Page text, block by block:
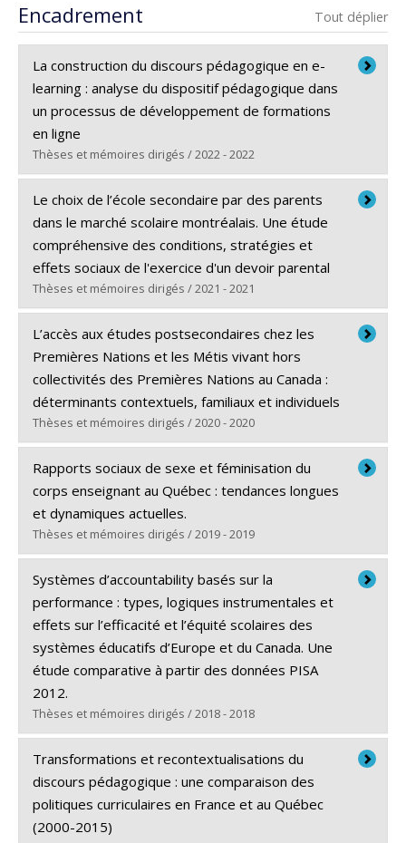
Encadrement Tout déplier
La construction du discours pédagogique en e-
learning : analyse du dispositif pédagogique dans
un processus de développement de formations
en ligne
Thèses et mémoires dirigés / 2022 - 2022
Diplômé(e) :Jackson, Mathieu
Cycle : Maîtrise
Diplôme obtenu :M.A.
Lien vers le document dans Papyrus
Le choix de l’école secondaire par des parents
dans le marché scolaire montréalais. Une étude
compréhensive des conditions, stratégies et
effets sociaux de l'exercice d'un devoir parental
Thèses et mémoires dirigés / 2021 - 2021
Diplômé(e) :Castonguay-Payant, Justine
Cycle :Doctorat
Diplôme obtenu :Ph. D.
Lien vers le document dans Papyrus
L’accès aux études postsecondaires chez les
Premières Nations et les Métis vivant hors
collectivités des Premières Nations au Canada :
déterminants contextuels, familiaux et individuels
Thèses et mémoires dirigés / 2020 - 2020
Diplômé(e) :Kerdine, Halima
Cycle :Maîtrise
Diplôme obtenu :M. Sc.
Lien vers le document dans Papyrus
Rapports sociaux de sexe et féminisation du
corps enseignant au Québec : tendances longues
et dynamiques actuelles.
Thèses et mémoires dirigés / 2019 - 2019
Diplômé(e) :Lamarre, Simon
Cycle :Doctorat
Diplôme obtenu :Ph. D.
Lien vers le document dans Papyrus
Systèmes d’accountability basés sur la
performance : types, logiques instrumentales et
effets sur l’efficacité et l’équité scolaires des
systèmes éducatifs d’Europe et du Canada. Une
étude comparative à partir des données PISA
2012.
Thèses et mémoires dirigés / 2018 - 2018
Diplômé(e) :Voisin, Annelise
Cycle :Doctorat
Diplôme obtenu :Ph. D.
Lien vers le document dans Papyrus
Transformations et recontextualisations du
discours pédagogique : une comparaison des
politiques curriculaires en France et au Québec
(2000-2015)